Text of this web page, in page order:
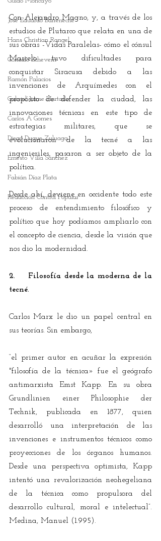
José Eduardo Barreneche
Hans Christian Rangel
Gonzalo Echeverri
Ramón Palacios
Gabriel Jaime Hurtado
Carlos A Gomes
Diego Duque Zuluaga
Ernesto Villa Sánchez
Fabián Díaz Plata
Redacción Control Popular
Con Alejandro Magno, y, a través de los
estudios de Plutarco que relata en una de
sus obras -Vidas Paralelas- cómo el cónsul
Marcelo tuvo dificultades para
conquistar Siracusa debido a las
invenciones de Arquímedes con el
propósito de defender la ciudad, las
innovaciones técnicas en este tipo de
estrategias militares, que se
evolucionaron de la tecné a las
ingenieriles, pasaron a ser objeto de la
política.
Desde ahí, deviene en occidente todo este
proceso de entendimiento filosófico y
político que hoy podíamos ampliarlo con
el concepto de ciencia, desde la visión que
nos dio la modernidad.
2.    Filosofía desde la moderna de la
tecné.
Carlos Marx le dio un papel central en
sus teorías. Sin embargo,
“el primer autor en acuñar la expresión
"filosofía de la técnica» fue el geógrafo
antimarxista Emst Kapp. En su obra
Grundlinien einer Philosophie der
Technik, publicada en 1877, quien
desarrolló una interpretación de las
invenciones e instrumentos técnicos como
proyecciones de los órganos humanos.
Desde una perspectiva optimista, Kapp
intentó una revalorización neohegeliana
de la técnica como propulsora del
desarrollo cultural, moral e intelectual”.
Medina, Manuel (1.995).